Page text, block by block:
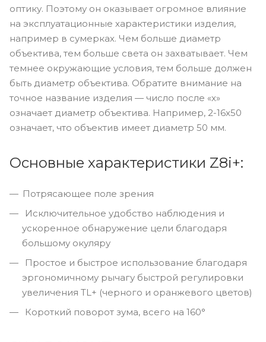
оптику. Поэтому он оказывает огромное влияние
на эксплуатационные характеристики изделия,
например в сумерках. Чем больше диаметр
объектива, тем больше света он захватывает. Чем
темнее окружающие условия, тем больше должен
быть диаметр объектива. Обратите внимание на
точное название изделия — число после «x»
означает диаметр объектива. Например, 2-16x50
означает, что объектив имеет диаметр 50 мм.
Основные характеристики Z8i+:
Потрясающее поле зрения
Исключительное удобство наблюдения и
ускоренное обнаружение цели благодаря
большому окуляру
Простое и быстрое использование благодаря
эргономичному рычагу быстрой регулировки
увеличения TL+ (черного и оранжевого цветов)
Короткий поворот зума, всего на 160°